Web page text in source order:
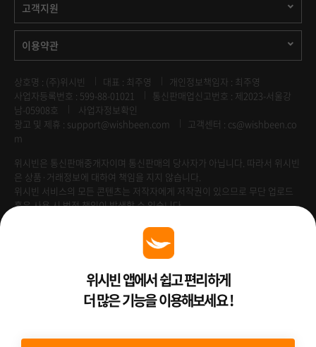
고객지원
이용약관
상호명 : (주)위시빈 대표 : 최주영
개인정보책임자 : 최주영
사업자등록번호 : 599-88-01021
통신판매업신고번호 : 제2023-서울강
남-05908호
사업자정보확인
광고 및 제휴 : support@wishbeen.com
고객센터 : cs@wishbeen.co
m
위시빈은 통신판매중개자이며 통신판매의 당사자가 아닙니다. 따라서 위시빈
은 상품·거래정보에 대하여 책임을 지지 않습니다.
위시빈 서비스의 모든 콘텐츠는 저작자에게 저작권이 있으므로 무단 업로드
혹은 사용 시 법적 책임이 발생할 수 있습니다.
Venture Enterprise위시빈 앱에서 쉽고 편리하게
더 많은 기능을 이용해보세요 !